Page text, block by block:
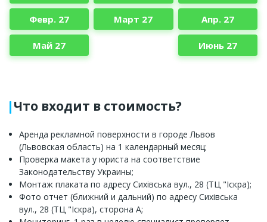
Февр. 27 Март 27 Апр. 27
Май 27 Июнь 27
Что входит в стоимость?
Аренда рекламной поверхности в городе Львов
(Львовская область) на 1 календарный месяц;
Проверка макета у юриста на соответствие
Законодательству Украины;
Монтаж плаката по адресу Сихівська вул., 28 (ТЦ "Іскра);
Фото отчет (ближний и дальний) по адресу Сихівська
вул., 28 (ТЦ "Іскра), сторона A;